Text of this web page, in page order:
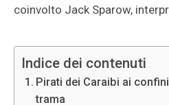
coinvolto Jack Sparow,
Indice dei contenuti
Pirati dei Caraibi ai
trama